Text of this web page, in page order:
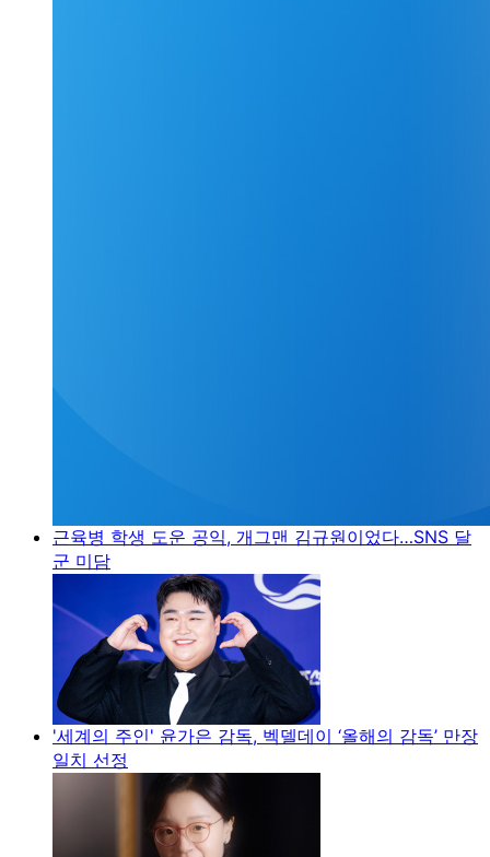
근육병 학생 도운 공익, 개그맨 김규원이었다…SNS 달
군 미담
'세계의 주인' 윤가은 감독, 벡델데이 ‘올해의 감독’ 만장
일치 선정